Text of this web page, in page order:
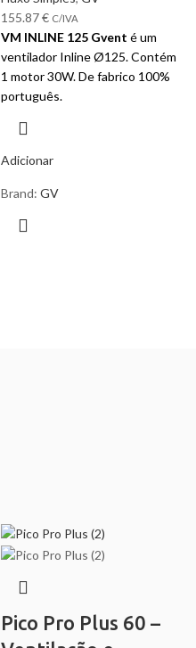
155.87€ C/IVA
VM INLINE 125 Gvent é um
ventilador Inline Ø125. Contém
1 motor 30W. De fabrico 100%
português.
Adicionar
Brand: GV
Pico Pro Plus 60 –